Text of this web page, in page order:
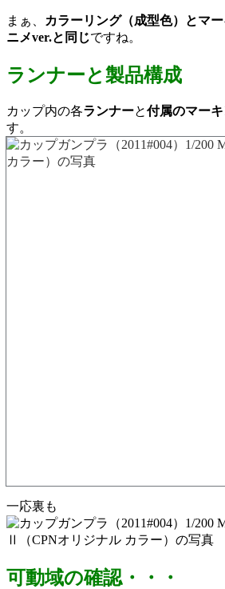
まぁ、 カラーリング（成型色）とマ
ニメver.と同じですね。
ランナーと製品構成
カップ内の各ランナーと付属のマー
す。
一応裏も
可動域の確認・・・